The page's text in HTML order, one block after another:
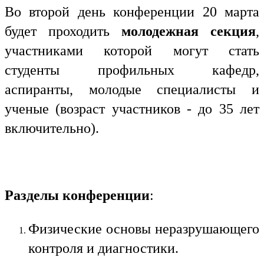
Во второй день конференции 20 марта
будет проходить молодежная секция,
участниками которой могут стать
студенты профильных кафедр,
аспиранты, молодые специалисты и
ученые (возраст участников - до 35 лет
включительно).
Разделы конференции:
Физические основы неразрушающего
контроля и диагностики.